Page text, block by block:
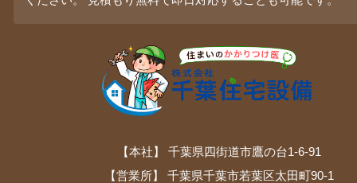
【本社】 千葉県四街道市鷹の台1-6-91
【営業所】 千葉県千葉市若葉区太田町90-1